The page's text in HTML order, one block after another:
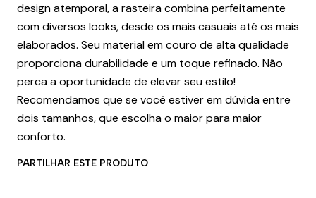
design atemporal, a rasteira combina perfeitamente
com diversos looks, desde os mais casuais até os mais
elaborados. Seu material em couro de alta qualidade
proporciona durabilidade e um toque refinado. Não
perca a oportunidade de elevar seu estilo!
Recomendamos que se você estiver em dúvida entre
dois tamanhos, que escolha o maior para maior
conforto.
PARTILHAR ESTE PRODUTO